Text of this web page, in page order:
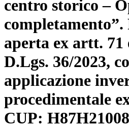
centro storico –
aperta ex artt. 71
D.Lgs. 36/2023,
applicazione
procedimentale
CUP: